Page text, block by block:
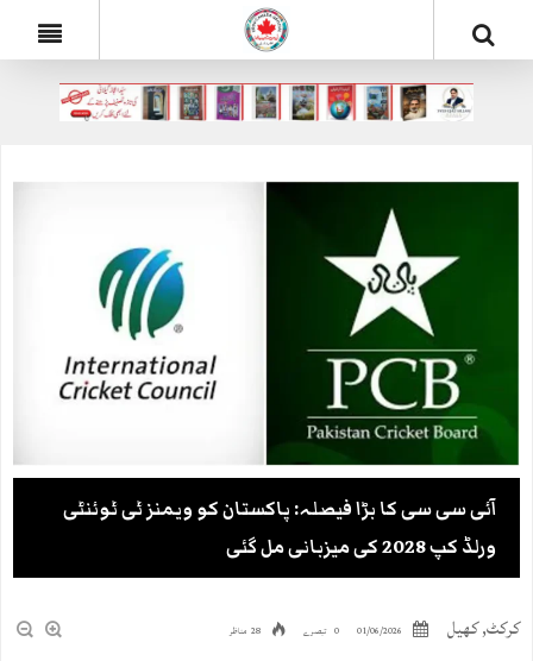
آئی سی سی کا بڑا فیصلہ: پاکستان کو ویمنز ٹی ٹوئنٹی
ورلڈ کپ 2028 کی میزبانی مل گئی
کرکٹ,کھیل 01/06/2026 0 تبصرے 28 مناظر